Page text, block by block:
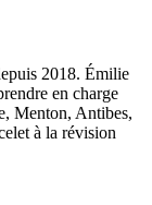
2018. Émilie
en charge
Menton, Antibes,
à la révision